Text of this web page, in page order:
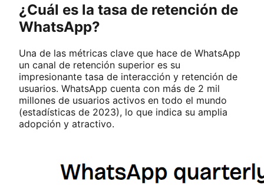
¿Cuál es la tasa de retención de
WhatsApp?
Una de las métricas clave que hace de WhatsApp
un canal de retención superior es su
impresionante tasa de interacción y retención de
usuarios. WhatsApp cuenta con más de 2 mil
millones de usuarios activos en todo el mundo
(estadísticas de 2023), lo que indica su amplia
adopción y atractivo.